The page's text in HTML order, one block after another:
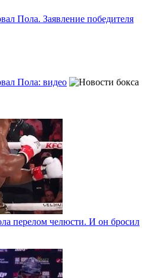
Пола. Заявление победителя
Пола: видео
перелом челюсти. И он бросил